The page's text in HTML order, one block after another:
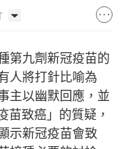
第九劑新冠疫苗的
人將打針比喻為
主以幽默回應，並
苗致癌」的質疑，
示新冠疫苗會致